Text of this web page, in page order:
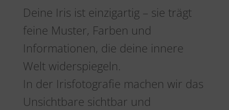
Deine Iris ist einzigartig – sie trägt
feine Muster, Farben und
Informationen, die deine innere
Welt widerspiegeln.
In der Irisfotografie machen wir das
Unsichtbare sichtbar und